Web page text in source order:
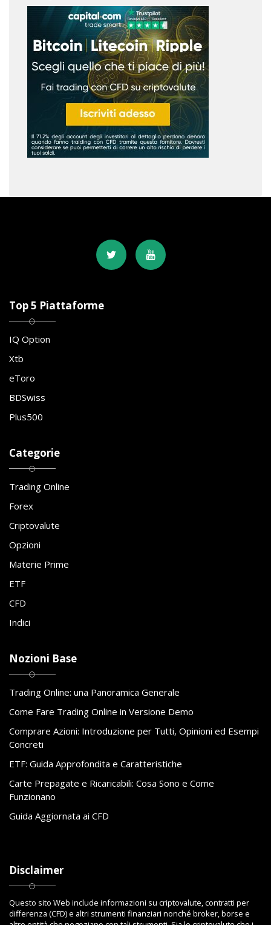
Top 5 Piattaforme
IQ Option
Xtb
eToro
BDSwiss
Plus500
Categorie
Trading Online
Forex
Criptovalute
Opzioni
Materie Prime
ETF
CFD
Indici
Nozioni Base
Trading Online: una Panoramica Generale
Come Fare Trading Online in Versione Demo
Comprare Azioni: Introduzione per Tutti, Opinioni ed Esempi
Concreti
ETF: Guida Approfondita e Caratteristiche
Carte Prepagate e Ricaricabili: Cosa Sono e Come
Funzionano
Guida Aggiornata ai CFD
Disclaimer
Questo sito Web include informazioni su criptovalute, contratti per
differenza (CFD) e altri strumenti finanziari nonché broker, borse e